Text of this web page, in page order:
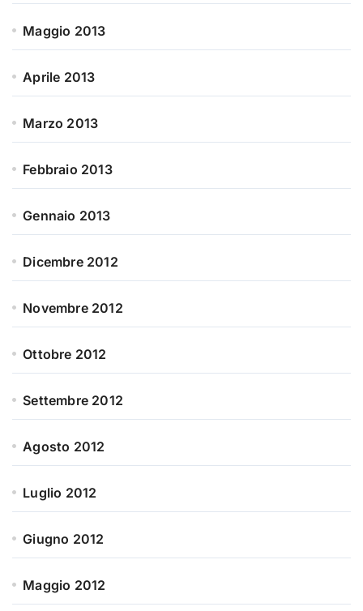
Maggio 2013
Aprile 2013
Marzo 2013
Febbraio 2013
Gennaio 2013
Dicembre 2012
Novembre 2012
Ottobre 2012
Settembre 2012
Agosto 2012
Luglio 2012
Giugno 2012
Maggio 2012